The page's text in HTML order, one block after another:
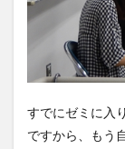
すでにゼミに入
ですから、もう